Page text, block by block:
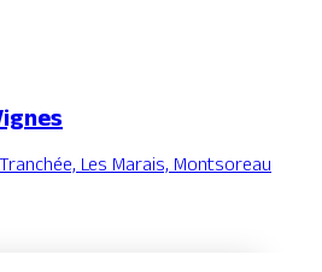
Les Marais, Montsoreau